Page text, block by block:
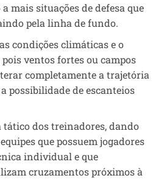
mais situações de defesa que
pela linha de fundo.
condições climáticas e o
ventos fortes ou campos
completamente a trajetória
possibilidade de escanteios
tático dos treinadores, dando
que possuem jogadores
individual e que
cruzamentos próximos à